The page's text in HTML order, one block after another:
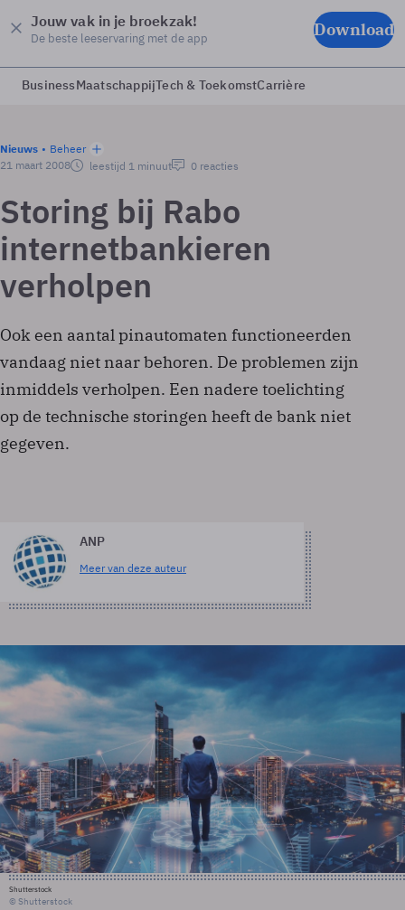
Jouw vak in je broekzak!
De beste leeservaring met de app Download
BusinessMaatschappijTech & ToekomstCarrière
Nieuws
Beheer
21 maart 2008
leestijd 1 minuut 0 reacties
Storing bij Rabo
internetbankieren
verholpen
Ook een aantal pinautomaten functioneerden
vandaag niet naar behoren. De problemen zijn
inmiddels verholpen. Een nadere toelichting
op de technische storingen heeft de bank niet
gegeven.
ANP
Meer van deze auteur
Shutterstock
© Shutterstock